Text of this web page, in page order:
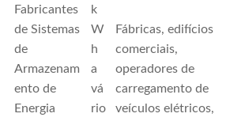
Fabricantes
de Sistemas
de
Armazenam
ento de
Energia
k
W
h
a
vá
rio
Fábricas, edifícios
comerciais,
operadores de
carregamento de
veículos elétricos,